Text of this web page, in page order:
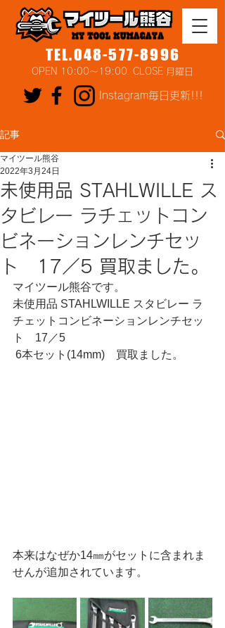
TEL.048-577-8996
OPEN 10:00～19:00 CLOSE 月曜日
Instagram毎日更新!!!
記事
未使用品 STAHLWILLE ス
タビレー ラチェットコン
ビネーションレンチセッ
ト 17／5 買取ました。
マイツール熊谷
2022年3月24日
マイツール熊谷です。
未使用品 STAHLWILLE スタビレー ラ
チェットコンビネーションレンチセッ
ト　17／5
6本セット(14mm)　買取ました。
本来はなぜか14㎜がセットに含まれま
せんが追加されています。